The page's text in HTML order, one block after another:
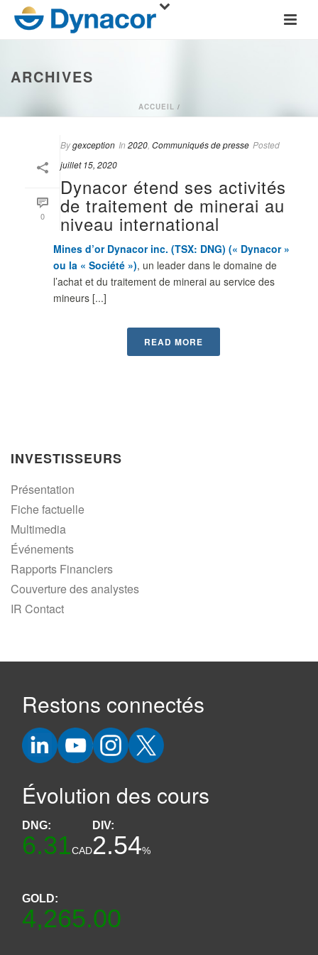
ARCHIVES
ACCUEIL /
0
Bygexception In 2020 Communiqués de presse Posted
juillet 15, 2020
Dynacor étend ses activités
de traitement de minerai au
niveau international
Mines d’or Dynacor inc. (TSX: DNG) (« Dynacor »
ou la « Société »), un leader dans le domaine de
l’achat et du traitement de minerai au service des
mineurs [...]
READ MORE
INVESTISSEURS
Présentation
Fiche factuelle
Multimedia
Événements
Rapports Financiers
Couverture des analystes
IR Contact
Restons connectés
Évolution des cours
DNG:
6.31CAD
DIV:
2.54%
GOLD:
4,265.00